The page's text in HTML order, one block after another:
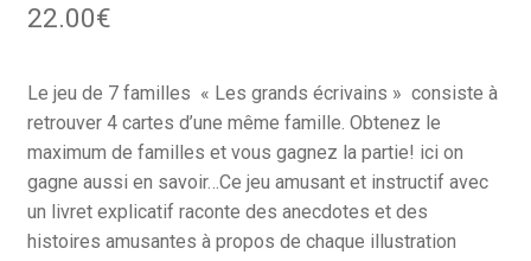
22.00€
Le jeu de 7 familles « Les grands écrivains » consiste à
retrouver 4 cartes d’une même famille. Obtenez le
maximum de familles et vous gagnez la partie! ici on
gagne aussi en savoir…Ce jeu amusant et instructif avec
un livret explicatif raconte des anecdotes et des
histoires amusantes à propos de chaque illustration